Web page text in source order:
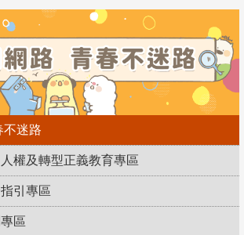
不迷路
人權及轉型正義教育專區
引專區
區